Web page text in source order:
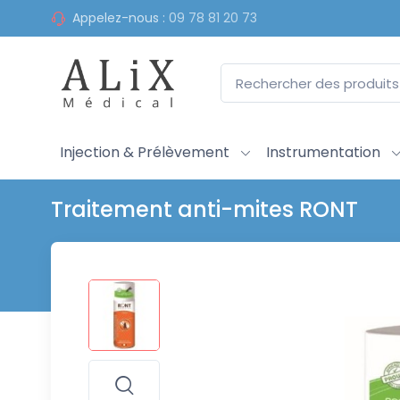
Appelez-nous : 09 78 81 20 73
Injection & Prélèvement Instrumentation
Traitement anti-mites RONT